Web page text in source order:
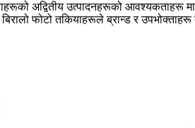
अद्वितीय उत्पादनहरूको आवश्यकताहरू
फोटो तकियाहरूले ब्रान्ड र